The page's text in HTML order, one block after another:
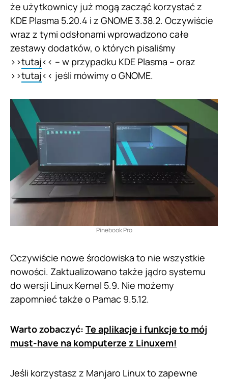
że użytkownicy już mogą zacząć korzystać z
KDE Plasma 5.20.4 i z GNOME 3.38.2. Oczywiście
wraz z tymi odsłonami wprowadzono całe
zestawy dodatków, o których pisaliśmy
>>tutaj<< – w przypadku KDE Plasma – oraz
>>tutaj<< jeśli mówimy o GNOME.
Pinebook Pro
Oczywiście nowe środowiska to nie wszystkie
nowości. Zaktualizowano także jądro systemu
do wersji Linux Kernel 5.9. Nie możemy
zapomnieć także o Pamac 9.5.12.
Warto zobaczyć: Te aplikacje i funkcje to mój
must-have na komputerze z Linuxem!
Jeśli korzystasz z Manjaro Linux to zapewne